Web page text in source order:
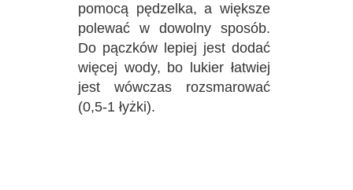
pomocą pędzelka, a większe
polewać w dowolny sposób.
Do pączków lepiej jest dodać
więcej wody, bo lukier łatwiej
jest wówczas rozsmarować
(0,5-1 łyżki).